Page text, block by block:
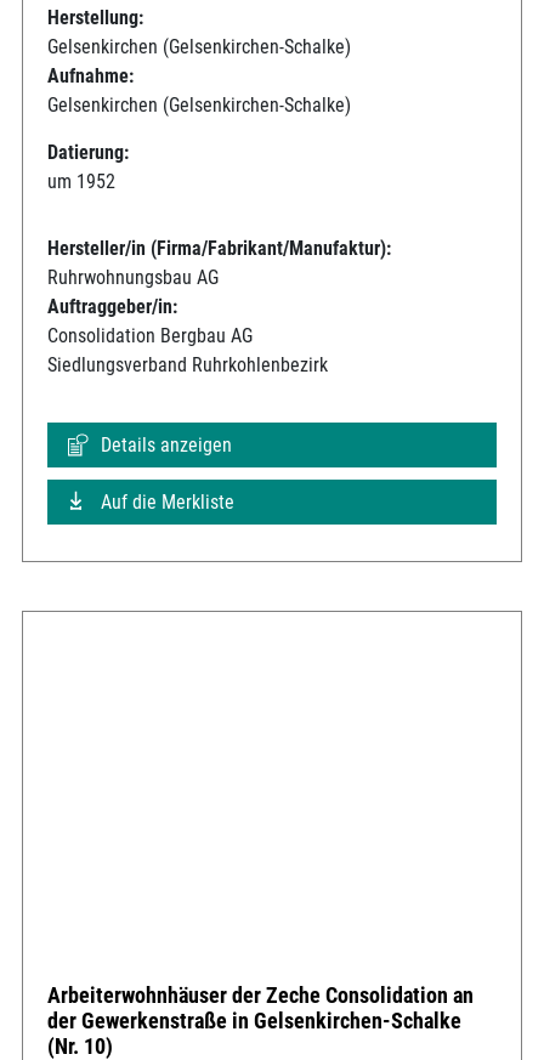
Herstellung:
Gelsenkirchen (Gelsenkirchen-Schalke)
Aufnahme:
Gelsenkirchen (Gelsenkirchen-Schalke)
Datierung:
um 1952
Hersteller/in (Firma/Fabrikant/Manufaktur):
Ruhrwohnungsbau AG
Auftraggeber/in:
Consolidation Bergbau AG
Siedlungsverband Ruhrkohlenbezirk
Details anzeigen
Auf die Merkliste
Arbeiterwohnhäuser der Zeche Consolidation an
der Gewerkenstraße in Gelsenkirchen-Schalke
(Nr. 10)